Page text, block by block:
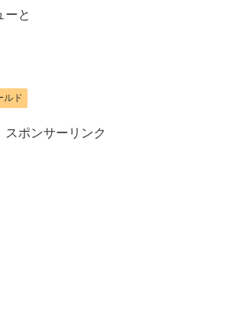
ーと
ルド
スポンサーリンク